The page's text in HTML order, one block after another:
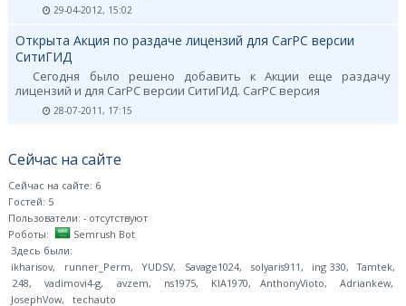
29-04-2012, 15:02
Открыта Акция по раздаче лицензий для CarPC версии
СитиГИД
Сегодня было решено добавить к Акции еще раздачу
лицензий и для CarPC версии СитиГИД. CarPC версия
28-07-2011, 17:15
Сейчас на сайте
Сейчас на сайте: 6
Гостей: 5
Пользователи: - отсутствуют
Роботы:
Semrush Bot
Здесь были:
ikharisov, runner_Perm, YUDSV, Savage1024, solyaris911, ing 330, Tamtek,
248, vadimovi4-g, avzem, ns1975, KIA1970, AnthonyVioto, Adriankew,
JosephVow, techauto